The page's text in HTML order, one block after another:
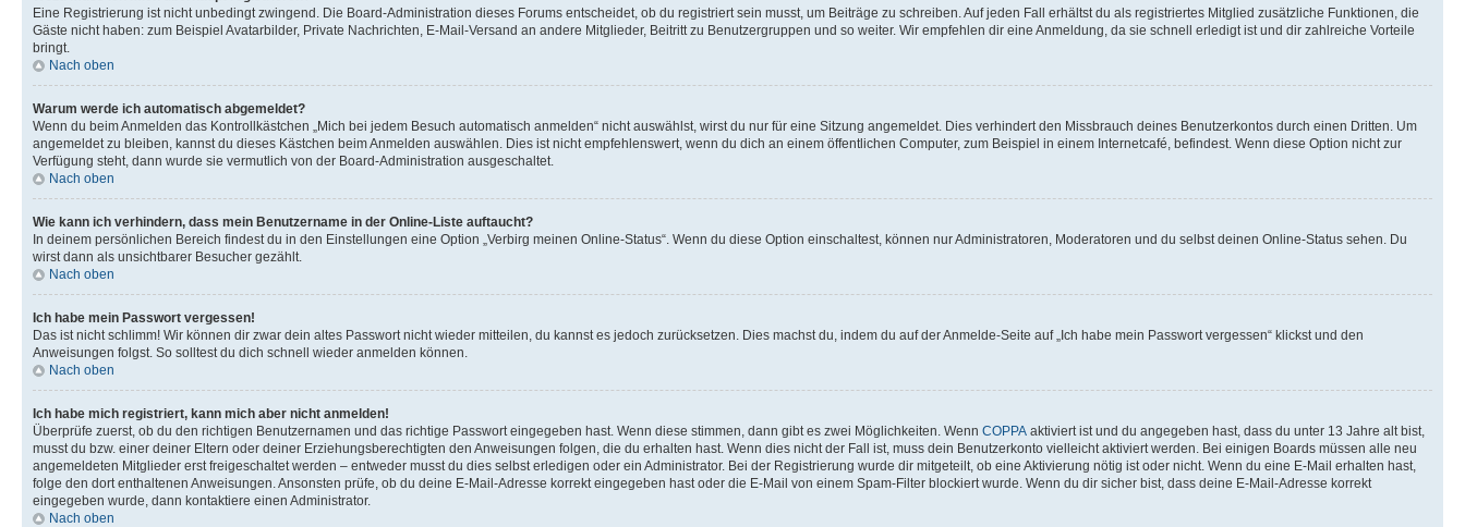
Eine Registrierung ist nicht unbedingt zwingend. Die Board-Administration dieses Forums entscheidet, ob du registriert sein musst, um Beiträge zu schreiben. Auf jeden Fall erhältst du als registriertes Mitglied zusätzliche Funktionen, die
Gäste nicht haben: zum Beispiel Avatarbilder, Private Nachrichten, E-Mail-Versand an andere Mitglieder, Beitritt zu Benutzergruppen und so weiter. Wir empfehlen dir eine Anmeldung, da sie schnell erledigt ist und dir zahlreiche Vorteile
bringt.
Nach oben
Warum werde ich automatisch abgemeldet?
Wenn du beim Anmelden das Kontrollkästchen „Mich bei jedem Besuch automatisch anmelden“ nicht auswählst, wirst du nur für eine Sitzung angemeldet. Dies verhindert den Missbrauch deines Benutzerkontos durch einen Dritten. Um
angemeldet zu bleiben, kannst du dieses Kästchen beim Anmelden auswählen. Dies ist nicht empfehlenswert, wenn du dich an einem öffentlichen Computer, zum Beispiel in einem Internetcafé, befindest. Wenn diese Option nicht zur
Verfügung steht, dann wurde sie vermutlich von der Board-Administration ausgeschaltet.
Nach oben
Wie kann ich verhindern, dass mein Benutzername in der Online-Liste auftaucht?
In deinem persönlichen Bereich findest du in den Einstellungen eine Option „Verbirg meinen Online-Status“. Wenn du diese Option einschaltest, können nur Administratoren, Moderatoren und du selbst deinen Online-Status sehen. Du
wirst dann als unsichtbarer Besucher gezählt.
Nach oben
Ich habe mein Passwort vergessen!
Das ist nicht schlimm! Wir können dir zwar dein altes Passwort nicht wieder mitteilen, du kannst es jedoch zurücksetzen. Dies machst du, indem du auf der Anmelde-Seite auf „Ich habe mein Passwort vergessen“ klickst und den
Anweisungen folgst. So solltest du dich schnell wieder anmelden können.
Nach oben
Ich habe mich registriert, kann mich aber nicht anmelden!
Überprüfe zuerst, ob du den richtigen Benutzernamen und das richtige Passwort eingegeben hast. Wenn diese stimmen, dann gibt es zwei Möglichkeiten. Wenn COPPA aktiviert ist und du angegeben hast, dass du unter 13 Jahre alt bist,
musst du bzw. einer deiner Eltern oder deiner Erziehungsberechtigten den Anweisungen folgen, die du erhalten hast. Wenn dies nicht der Fall ist, muss dein Benutzerkonto vielleicht aktiviert werden. Bei einigen Boards müssen alle neu
angemeldeten Mitglieder erst freigeschaltet werden – entweder musst du dies selbst erledigen oder ein Administrator. Bei der Registrierung wurde dir mitgeteilt, ob eine Aktivierung nötig ist oder nicht. Wenn du eine E-Mail erhalten hast,
folge den dort enthaltenen Anweisungen. Ansonsten prüfe, ob du deine E-Mail-Adresse korrekt eingegeben hast oder die E-Mail von einem Spam-Filter blockiert wurde. Wenn du dir sicher bist, dass deine E-Mail-Adresse korrekt
eingegeben wurde, dann kontaktiere einen Administrator.
Nach oben